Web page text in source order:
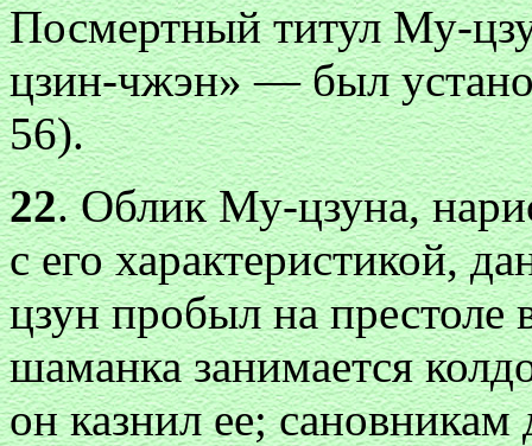
Посмертный титул Му-
цзин-чжэн» — был
56).
22. Облик Му-цзуна,
с его характеристикой,
цзун пробыл на престоле
шаманка занимается
он казнил ее; сановникам